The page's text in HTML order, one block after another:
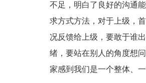
不足，明白了良好的沟通
求方式方法，对于上级，
况反馈给上级，要敢于谁
绪，要站在别人的角度想
家感到我们是一个整体、